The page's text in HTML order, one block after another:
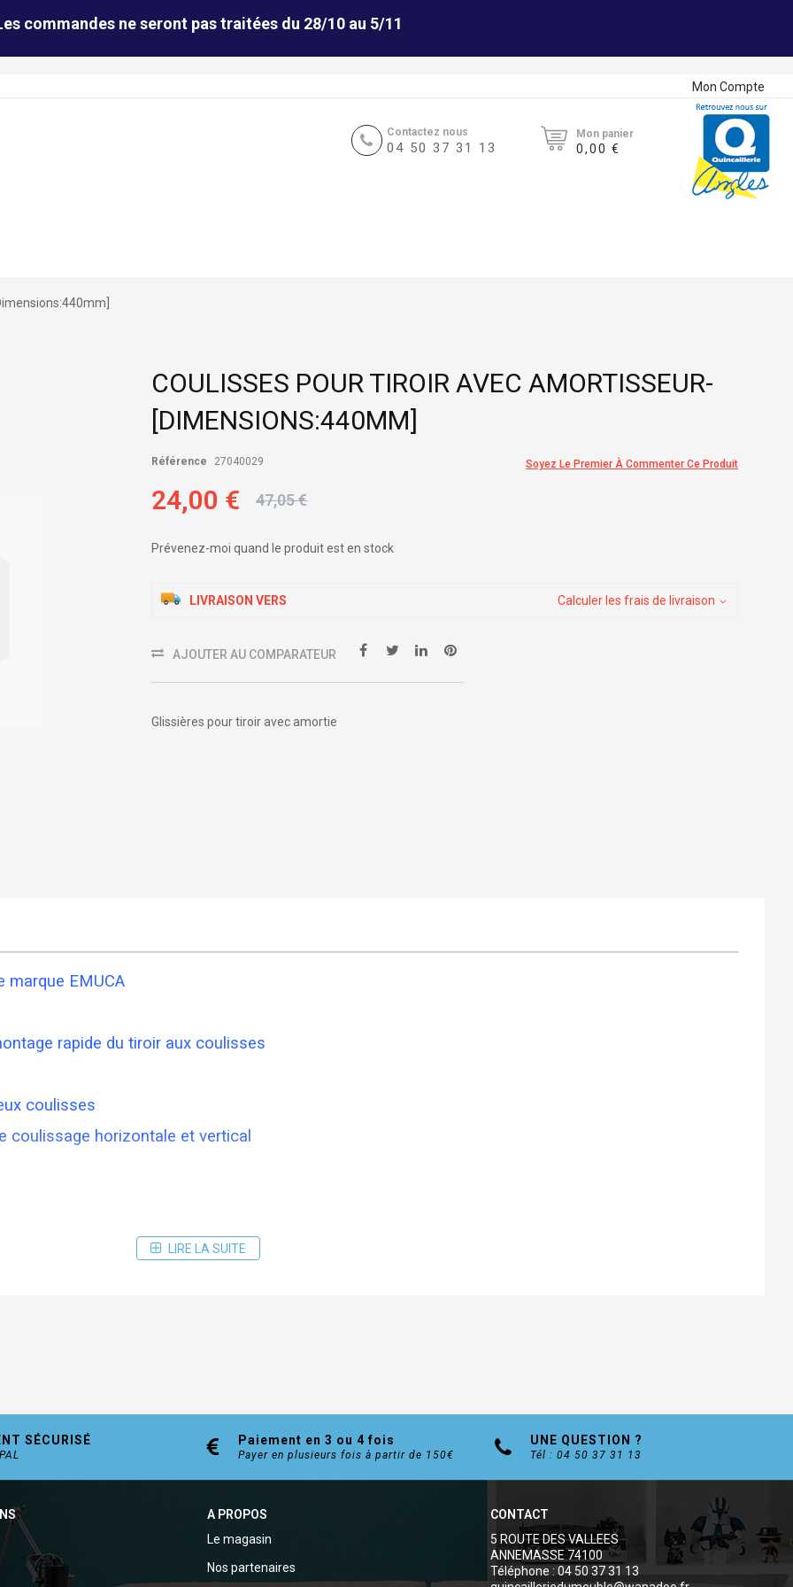
commandes ne seront pas traitées du 28/10 au 5/11
Mon Compte
Contactez nous
04 50 37 31 13
Mon panier
0,00 €
COULISSES POUR TIROIR AVEC AMORTISSEUR-
[DIMENSIONS:440MM]
Soyez Le Premier À Commenter Ce Produit
Référence 27040029
24,00 € 47,05 €
Prévenez-moi quand le produit est en stock
LIVRAISON VERS Calculer les frais de livraison
AJOUTER AU COMPARATEUR
Glissières pour tiroir avec amortie
EMUCA
rapide du tiroir aux coulisses
coulisses
coulissage horizontale et vertical
LIRE LA SUITE
SÉCURISÉ Paiement en 3 ou 4 fois
Payer en plusieurs fois à partir de 150€
UNE QUESTION ?
Tél : 04 50 37 31 13
A PROPOS
Le magasin
Nos partenaires
CONTACT
5 ROUTE DES VALLEES
ANNEMASSE 74100
Téléphone : 04 50 37 31 13